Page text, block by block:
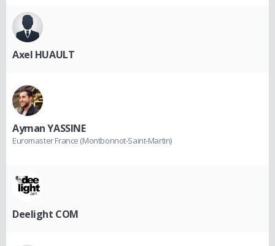
Axel HUAULT
Ayman YASSINE
Euromaster France (Montbonnot-Saint-Martin)
Deelight COM